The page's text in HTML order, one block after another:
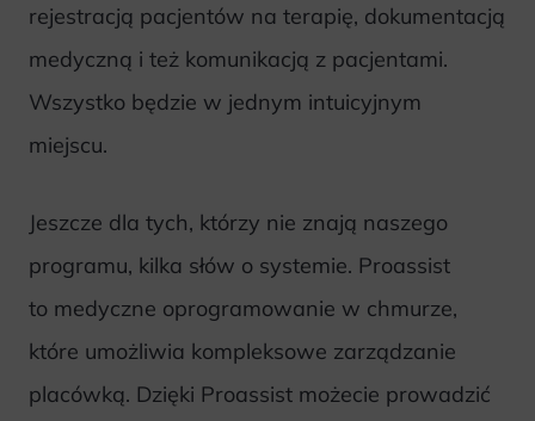
rejestracją pacjentów na terapię, dokumentacją
medyczną i też komunikacją z pacjentami.
Wszystko będzie w jednym intuicyjnym
miejscu.
Jeszcze dla tych, którzy nie znają naszego
programu, kilka słów o systemie. Proassist
to medyczne oprogramowanie w chmurze,
które umożliwia kompleksowe zarządzanie
placówką. Dzięki Proassist możecie prowadzić